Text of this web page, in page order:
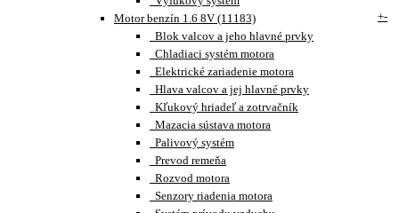
Motor benzín 1.6 8V (11183)
+-
Blok valcov a jeho hlavné prvky
Chladiaci systém motora
Elektrické zariadenie motora
Hlava valcov a jej hlavné prvky
Kľukový hriadeľ a zotrvačník
Mazacia sústava motora
Palivový systém
Prevod remeňa
Rozvod motora
Senzory riadenia motora